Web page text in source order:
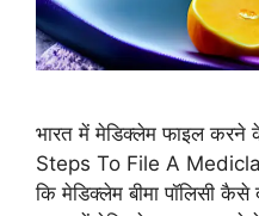
भारत में मेडिक्लेम फाइल
Steps To File A
कि मेडिक्लेम बीमा पॉलिसी